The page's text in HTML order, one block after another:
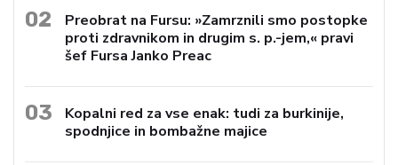
02
Preobrat na Fursu: »Zamrznili smo postopke
proti zdravnikom in drugim s. p.-jem,« pravi
šef Fursa Janko Preac
03
Kopalni red za vse enak: tudi za burkinije,
spodnjice in bombažne majice